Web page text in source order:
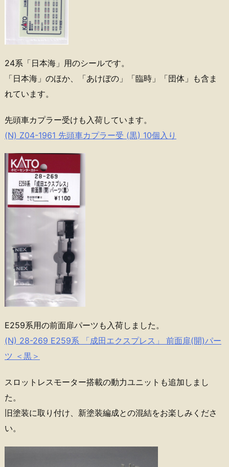
24系「日本海」用のシールです。
「日本海」のほか、「あけぼの」「臨時」「団体」も含ま
れています。
先頭車カプラー受けも入荷しています。
(N) Z04-1961 先頭車カプラー受 (黒) 10個入り
E259系用の前面扉パーツも入荷しました。
(N) 28-269 E259系 「成田エクスプレス」 前面扉(開)パー
ツ ＜黒＞
スロットレスモーター搭載の動力ユニットも追加しまし
た。
旧塗装に取り付け、新塗装編成との混結をお楽しみくださ
い。